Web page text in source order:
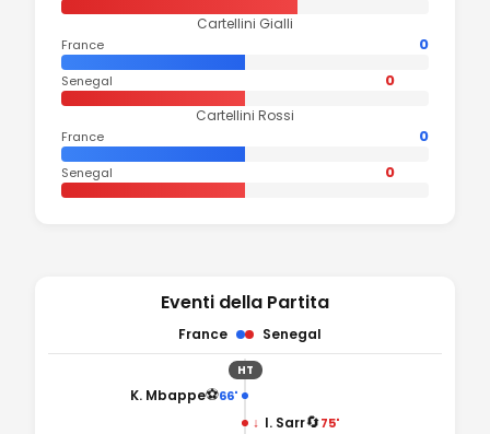
Cartellini Gialli
France 0
Senegal 0
Cartellini Rossi
France 0
Senegal 0
Eventi della Partita
France Senegal
HT
66'
⚽
K. Mbappe
↓ I. Sarr🔄75'